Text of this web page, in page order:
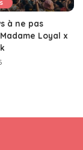
à ne pas
Loyal x